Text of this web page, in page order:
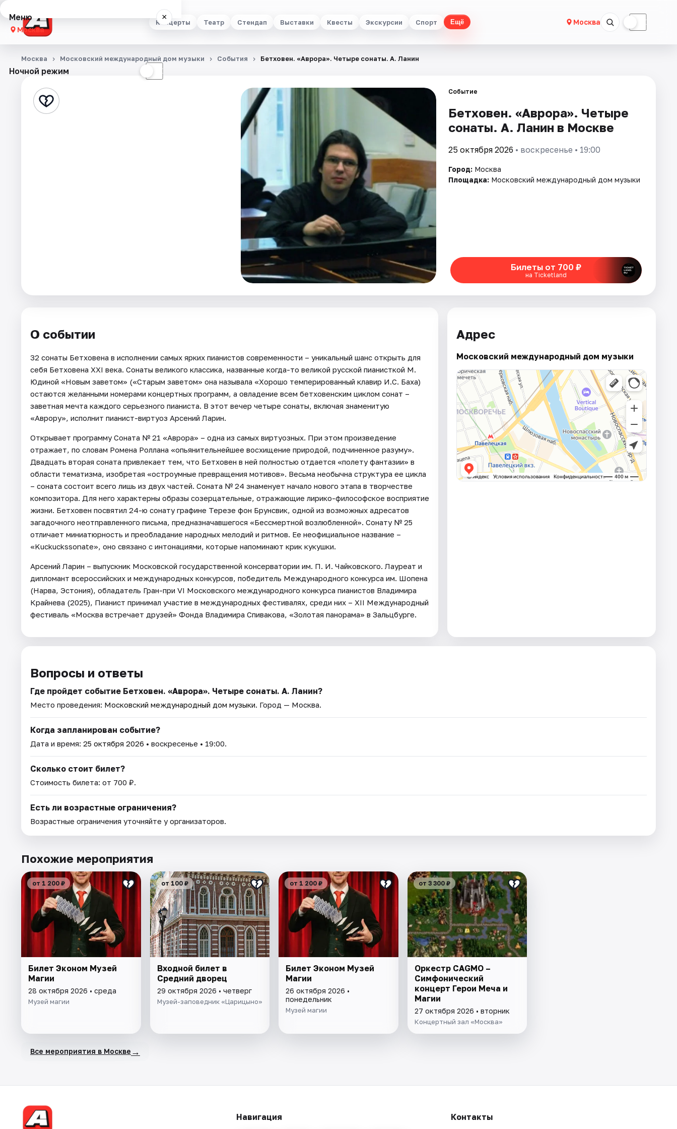
Концерты Театр Стендап Выставки Квесты Экскурсии Спорт Ещё Москва ☾
Меню ×
Москва
Концерты
Стендап
Ночной режим ☾
Москва Московский международный дом музыки События Бетховен. «Аврора». Четыре сонаты. А. Ланин
Событие
Бетховен. «Аврора». Четыре
сонаты. А. Ланин в Москве
25 октября 2026 • воскресенье • 19:00
Город: Москва
Площадка: Московский международный дом музыки
Билеты от 700 ₽
на Ticketland
О событии
32 сонаты Бетховена в исполнении самых ярких пианистов современности – уникальный шанс открыть для
себя Бетховена XXI века. Сонаты великого классика, названные когда-то великой русской пианисткой М.
Юдиной «Новым заветом» («Старым заветом» она называла «Хорошо темперированный клавир И.С. Баха)
остаются желанными номерами концертных программ, а овладение всем бетховенским циклом сонат –
заветная мечта каждого серьезного пианиста. В этот вечер четыре сонаты, включая знаменитую
«Аврору», исполнит пианист-виртуоз Арсений Ларин.
Открывает программу Соната № 21 «Аврора» – одна из самых виртуозных. При этом произведение
отражает, по словам Ромена Роллана «опьянительнейшее восхищение природой, подчиненное разуму».
Двадцать вторая соната привлекает тем, что Бетховен в ней полностью отдается «полету фантазии» в
области тематизма, изобретая «остроумные превращения мотивов». Весьма необычна структура ее цикла
– соната состоит всего лишь из двух частей. Соната № 24 знаменует начало нового этапа в творчестве
композитора. Для него характерны образы созерцательные, отражающие лирико-философское восприятие
жизни. Бетховен посвятил 24-ю сонату графине Терезе фон Брунсвик, одной из возможных адресатов
загадочного неотправленного письма, предназначавшегося «Бессмертной возлюбленной». Сонату № 25
отличает миниатюрность и преобладание народных мелодий и ритмов. Ее неофициальное название –
«Kuckuckssonate», оно связано с интонациями, которые напоминают крик кукушки.
Арсений Ларин – выпускник Московской государственной консерватории им. П. И. Чайковского. Лауреат и
дипломант всероссийских и международных конкурсов, победитель Международного конкурса им. Шопена
(Нарва, Эстония), обладатель Гран-при VI Московского международного конкурса пианистов Владимира
Крайнева (2025), Пианист принимал участие в международных фестивалях, среди них – XII Международный
фестиваль «Москва встречает друзей» Фонда Владимира Спивакова, «Золотая панорама» в Зальцбурге.
Адрес
Московский международный дом музыки
Вопросы и ответы
Где пройдет событие Бетховен. «Аврора». Четыре сонаты. А. Ланин?
Место проведения: Московский международный дом музыки. Город — Москва.
Когда запланирован событие?
Дата и время: 25 октября 2026 • воскресенье • 19:00.
Сколько стоит билет?
Стоимость билета: от 700 ₽.
Есть ли возрастные ограничения?
Возрастные ограничения уточняйте у организаторов.
Похожие мероприятия
от 1 200 ₽
Билет Эконом Музей
Магии
28 октября 2026 • среда
Музей магии
от 100 ₽
Входной билет в
Средний дворец
29 октября 2026 • четверг
Музей-заповедник «Царицыно»
от 1 200 ₽
Билет Эконом Музей
Магии
26 октября 2026 •
понедельник
Музей магии
от 3 300 ₽
Оркестр CAGMO –
Симфонический
концерт Герои Меча и
Магии
27 октября 2026 • вторник
Концертный зал «Москва»
Все мероприятия в Москве →
Навигация Контакты